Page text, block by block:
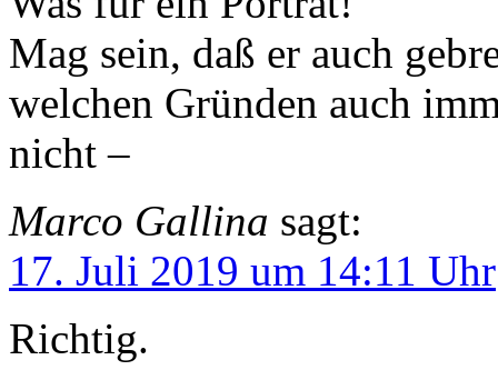
Mag sein, daß er auch
welchen Gründen auch
nicht –
Marco Gallina sagt:
17. Juli 2019 um 14:11 Uhr
Richtig.